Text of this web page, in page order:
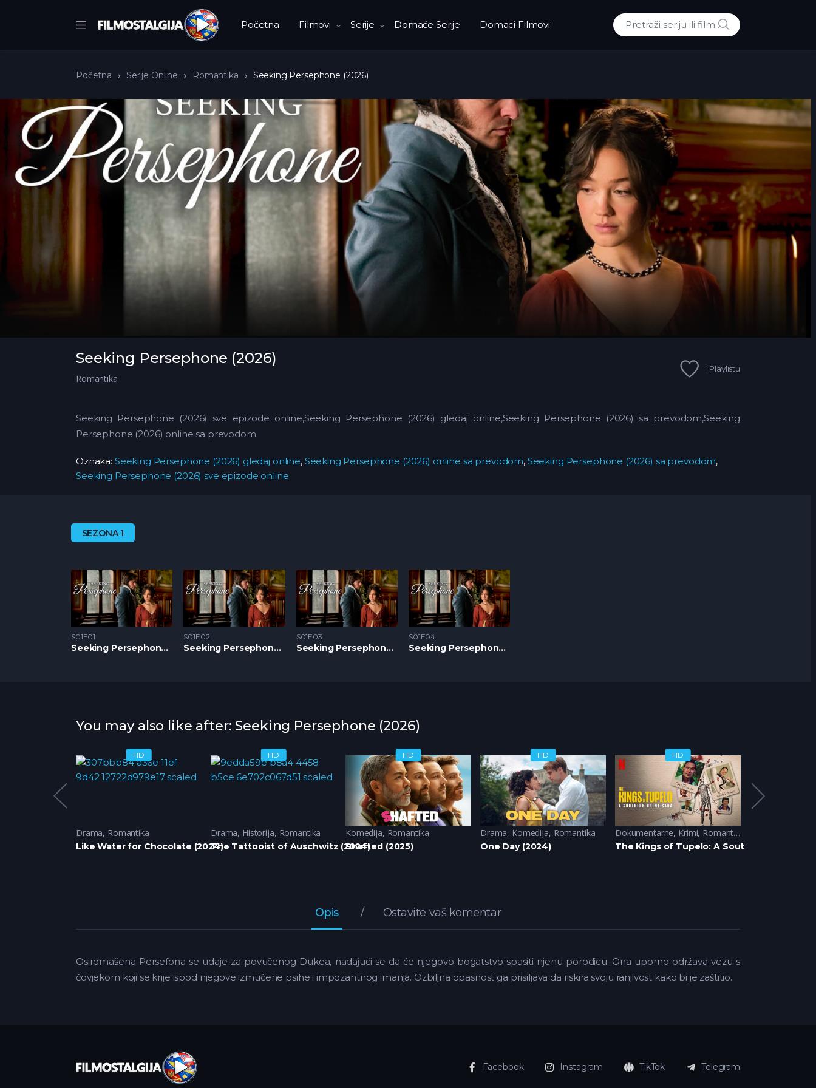
Početna Filmovi Serije Domaće Serije Domaci Filmovi
Traži:
POTRAZI
Početna Serije Online Romantika Seeking Persephone (2026)
Seeking Persephone (2026)
Romantika
+ Playlistu
Seeking Persephone (2026) sve epizode online,Seeking Persephone (2026) gledaj online,Seeking Persephone (2026) sa prevodom,Seeking
Persephone (2026) online sa prevodom
Oznaka: Seeking Persephone (2026) gledaj online, Seeking Persephone (2026) online sa prevodom, Seeking Persephone (2026) sa prevodom,
Seeking Persephone (2026) sve epizode online
SEZONA 1
S01E01
Seeking Persephone S1 – Epizoda 01
S01E02
Seeking Persephone S1 – Epizoda 02
S01E03
Seeking Persephone S1 – Epizoda 03
S01E04
Seeking Persephone S1 – Epizoda 04
You may also like after: Seeking Persephone (2026)
HD
Drama, Romantika
Like Water for Chocolate (2024)
HD
Drama, Historija, Romantika
The Tattooist of Auschwitz (2024)
HD
Komedija, Romantika
Shafted (2025)
HD
Drama, Komedija, Romantika
One Day (2024)
HD
Dokumentarne, Krimi, Romantika
The Kings of Tupelo: A Southern Crime
Opis Ostavite vaš komentar
Osiromašena Persefona se udaje za povučenog Dukea, nadajući se da će njegovo bogatstvo spasiti njenu porodicu. Ona uporno održava vezu s
čovjekom koji se krije ispod njegove izmučene psihe i impozantnog imanja. Ozbiljna opasnost ga prisiljava da riskira svoju ranjivost kako bi je zaštitio.
Facebook Instagram TikTok Telegram